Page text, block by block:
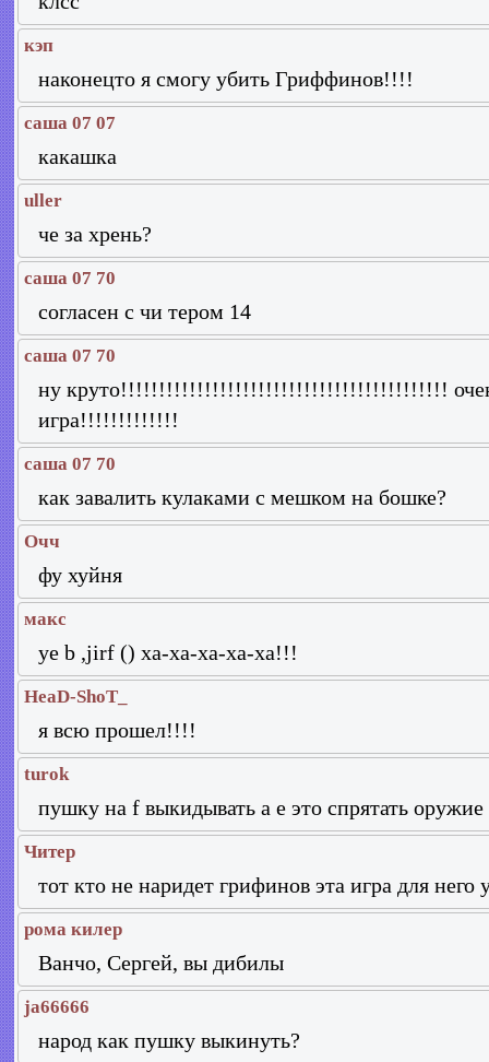
кэп
наконецто я смогу убить Гриффинов!!!!
саша 07 07
какашка
uller
че за хрень?
саша 07 70
согласен с чи тером 14
саша 07 70
ну круто!!!!!!!!!!!!!!!!!!!!!!!!!!!!!!!!!!!!!!!!!!!
игра!!!!!!!!!!!!!
саша 07 70
как завалить кулаками с мешком на бошке?
Очч
фу хуйня
макс
ye b ,jirf () xa-xa-xa-xa-xa!!!
HeaD-ShoT_
я всю прошел!!!!
turok
пушку на f выкидывать а e это спрятать оружие
Читер
тот кто не наридет грифинов эта игра для него
рома килер
Ванчо, Сергей, вы дибилы
ja66666
народ как пушку выкинуть?